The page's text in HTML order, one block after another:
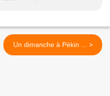
Un dimanche à Pékin ... >